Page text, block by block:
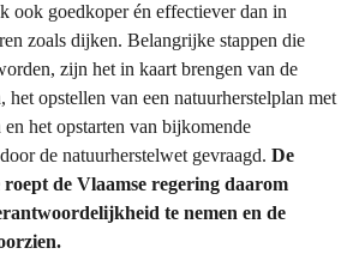
ook goedkoper én effectiever dan in
zoals dijken. Belangrijke stappen die
zijn het in kaart brengen van de
het opstellen van een natuurherstelplan met
het opstarten van bijkomende
de natuurherstelwet gevraagd. De
de Vlaamse regering daarom
te nemen en de